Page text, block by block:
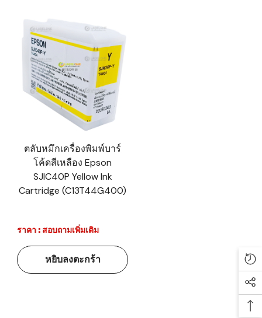
ตลับหมึกเครื่องพิมพ์บาร์
โค้ดสีเหลือง Epson
SJIC40P Yellow Ink
Cartridge (C13T44G400)
ราคา : สอบถามเพิ่มเติม
หยิบลงตะกร้า